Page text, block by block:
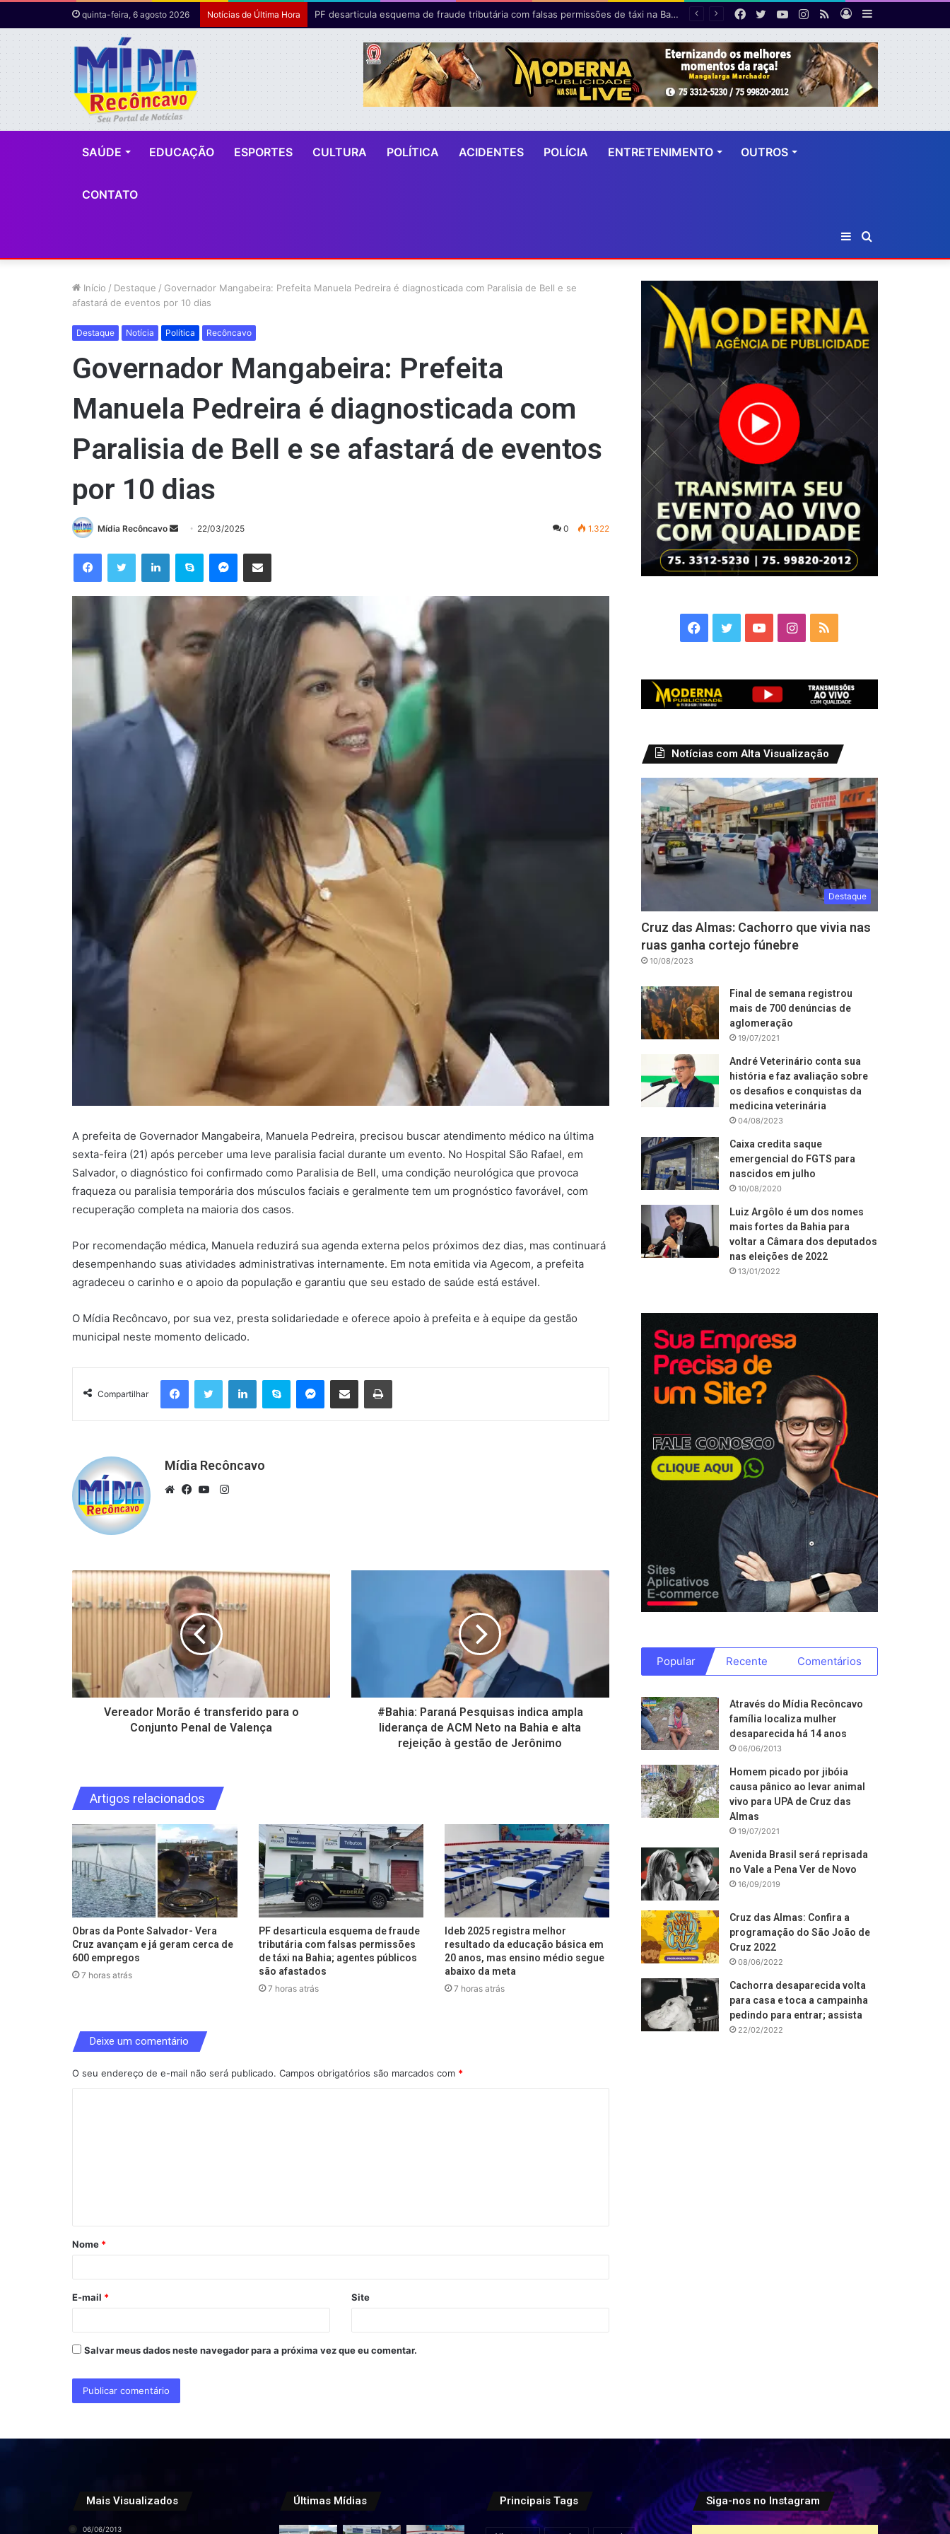
quinta-feira, 6 agosto 2026 Notícias de Última Hora Ideb 2025 registra melhor resultado da educação básica em 20 anos, mas ensino médio segue abaixo da meta
Barra
Lateral
Entrar
RSS
Instagram
YouTube
Twitter
Facebook
SAÚDE EDUCAÇÃO ESPORTES CULTURA POLÍTICA ACIDENTES POLÍCIA ENTRETENIMENTO OUTROS
CONTATO
por
Barra
Lateral
Início / Destaque / Governador Mangabeira: Prefeita Manuela Pedreira é diagnosticada com Paralisia de Bell e se
afastará de eventos por 10 dias
Destaque Notícia Política Recôncavo
Governador Mangabeira: Prefeita
Manuela Pedreira é diagnosticada com
Paralisia de Bell e se afastará de eventos
por 10 dias
Mídia Recôncavo
Mande
e-
22/03/2025 0 1.322
FacebookTwitter LinkedinSkype Messenger
Compartilhar via e-mail
A prefeita de Governador Mangabeira, Manuela Pedreira, precisou buscar atendimento médico na última
sexta-feira (21) após perceber uma leve paralisia facial durante um evento. No Hospital São Rafael, em
Salvador, o diagnóstico foi confirmado como Paralisia de Bell, uma condição neurológica que provoca
fraqueza ou paralisia temporária dos músculos faciais e geralmente tem um prognóstico favorável, com
recuperação completa na maioria dos casos.
Por recomendação médica, Manuela reduzirá sua agenda externa pelos próximos dez dias, mas continuará
desempenhando suas atividades administrativas internamente. Em nota emitida via Agecom, a prefeita
agradeceu o carinho e o apoio da população e garantiu que seu estado de saúde está estável.
O Mídia Recôncavo, por sua vez, presta solidariedade e oferece apoio à prefeita e à equipe da gestão
municipal neste momento delicado.
Compartilhar
FacebookTwitter LinkedinSkype Messenger
Compartilhar via e-mail Imprimir
Mídia Recôncavo
Instagram
Vereador Morão é transferido para o
Conjunto Penal de Valença
#Bahia: Paraná Pesquisas indica ampla
liderança de ACM Neto na Bahia e alta
rejeição à gestão de Jerônimo
Artigos relacionados
Obras da Ponte Salvador- Vera
Cruz avançam e já geram cerca de
600 empregos
7 horas atrás
PF desarticula esquema de fraude
tributária com falsas permissões
de táxi na Bahia; agentes públicos
são afastados
7 horas atrás
Ideb 2025 registra melhor
resultado da educação básica em
20 anos, mas ensino médio segue
abaixo da meta
7 horas atrás
Deixe um comentário
O seu endereço de e-mail não será publicado. Campos obrigatórios são marcados com *
á
r
*
Nome *
E-mail * Site
Salvar meus dados neste navegador para a próxima vez que eu comentar.
Facebook
TwitterYouTubeInstagram
RSS
Notícias com Alta Visualização
Destaque
Cruz das Almas: Cachorro que vivia nas
ruas ganha cortejo fúnebre
10/08/2023
Final de semana registrou
mais de 700 denúncias de
aglomeração
19/07/2021
André Veterinário conta sua
história e faz avaliação sobre
os desafios e conquistas da
medicina veterinária
04/08/2023
Caixa credita saque
emergencial do FGTS para
nascidos em julho
10/08/2020
Luiz Argôlo é um dos nomes
mais fortes da Bahia para
voltar a Câmara dos deputados
nas eleições de 2022
13/01/2022
Popular Recente Comentários
Através do Mídia Recôncavo
família localiza mulher
desaparecida há 14 anos
06/06/2013
Homem picado por jibóia
causa pânico ao levar animal
vivo para UPA de Cruz das
Almas
19/07/2021
Avenida Brasil será reprisada
no Vale a Pena Ver de Novo
16/09/2019
Cruz das Almas: Confira a
programação do São João de
Cruz 2022
08/06/2022
Cachorra desaparecida volta
para casa e toca a campainha
pedindo para entrar; assista
22/02/2022
Mais Visualizados
06/06/2013
Últimas Mídias Principais Tags Siga-nos no Instagram